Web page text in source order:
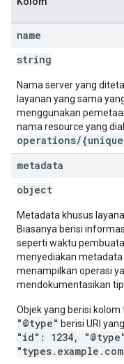
name
string
Nama server yang
layanan yang sama
menggunakan
nama resource yang
operations/
metadata
object
Metadata khusus
Biasanya berisi
seperti waktu
menyediakan
menampilkan operasi
mendokumentasikan
Objek yang berisi
"@type" berisi URI
"id": 1234,